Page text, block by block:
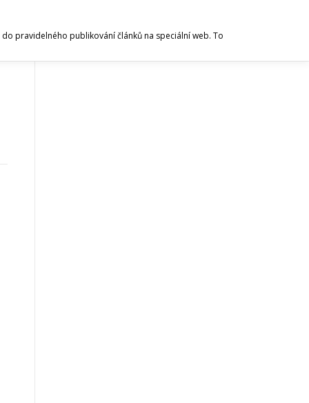
pravidelného publikování článků na speciální web. To